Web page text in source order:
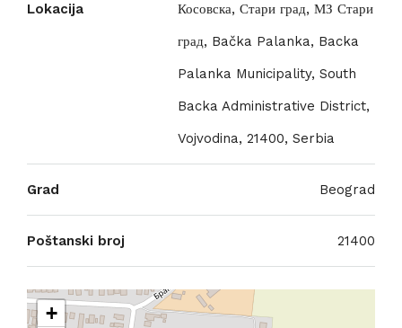
Lokacija
Косовска, Стари град, МЗ Стари
град, Bačka Palanka, Backa
Palanka Municipality, South
Backa Administrative District,
Vojvodina, 21400, Serbia
Grad Beograd
Poštanski broj 21400
+